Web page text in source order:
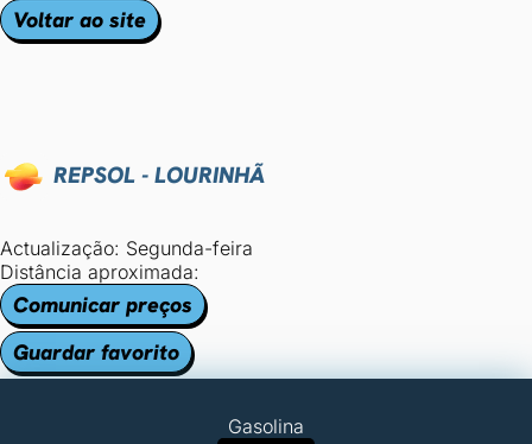
Voltar ao site
REPSOL - LOURINHÃ
Actualização: Segunda-feira
Distância aproximada:
Comunicar preços
Guardar favorito
Gasolina